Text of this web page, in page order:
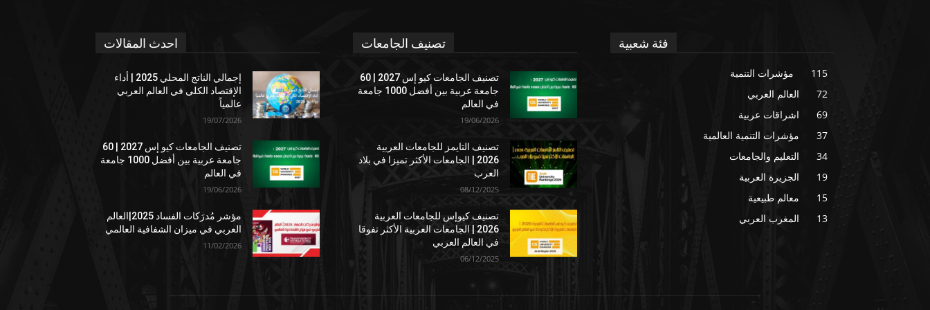
احدث المقالات
إجمالي الناتج المحلي 2025 | أداء
الإقتصاد الكلي في العالم العربي
عالمياً
19/07/2026
تصنيف الجامعات كيو إس 2027 | 60
جامعة عربية بين أفضل 1000 جامعة
في العالم
19/06/2026
مؤشر مُدرَكات الفساد 2025|العالم
العربي في ميزان الشفافية العالمي
11/02/2026
تصنيف الجامعات
تصنيف الجامعات كيو إس 2027 | 60
جامعة عربية بين أفضل 1000 جامعة
في العالم
19/06/2026
تصنيف التايمز للجامعات العربية
2026 | الجامعات الأكثر تميزا في بلاد
العرب
08/12/2025
تصنيف كيوإس للجامعات العربية
2026 | الجامعات العربية الأكثر تفوقا
في العالم العربي
06/12/2025
فئة شعبية
مؤشرات التنمية
115
العالم العربي
72
اشراقات عربية
69
مؤشرات التنمية العالمية
37
التعليم والجامعات
34
الجزيرة العربية
19
معالم طبيعية
15
المغرب العربي
13